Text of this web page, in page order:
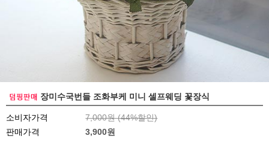
장미수국번들 조화부케 미니 셀프웨딩 꽃장식
소비자가격 7,000원 (44%할인)
판매가격
3,900원